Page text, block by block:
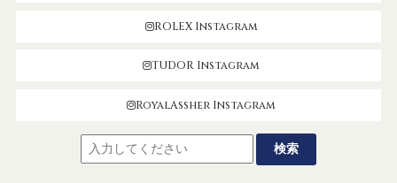
ROLEX Instagram
TUDOR Instagram
RoyalAssher Instagram